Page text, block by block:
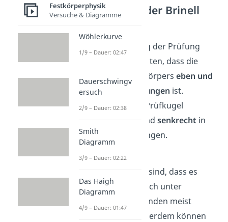
Durchführung der Brinell
Härteprüfung
Bei der Durchführung der Prüfung
solltest du darauf achten, dass die
Oberfläche des Prüfkörperseben und
frei von Verunreinigungen ist.
Außerdem sollte die Prüfkugel
undsenkrecht in
den Werkstoff eindringen.
Vorteiledes Brinell
Härteprüfverfahrens sind, dass es
relativ einfach und auch unter
schwierigeren Umständen meist
durchführbar ist. Außerdem können
Festkörperphysik
Versuche & Diagramme
Wöhlerkurve
1/9 – Dauer: 02:47
Dauerschwingv
ersuch
2/9 – Dauer: 02:38
Smith
Diagramm
3/9 – Dauer: 02:22
Das Haigh
Diagramm
4/9 – Dauer: 01:47